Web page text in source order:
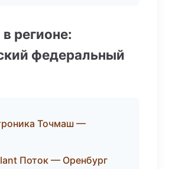
регионе:
федеральный
Точмаш —
Поток — Оренбург